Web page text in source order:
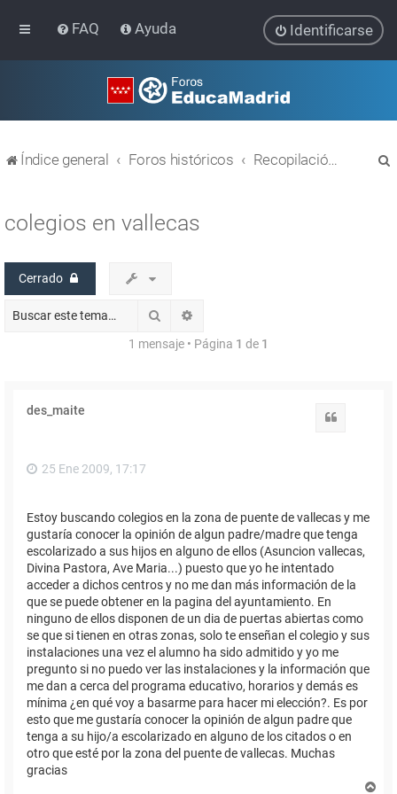
FAQ Ayuda Identificarse
Índice general Foros históricos Recopilación de hilos de foros cerrados
colegios en vallecas
Cerrado
Buscar
1 mensaje • Página 1 de 1
des_maite
25 Ene 2009, 17:17
Estoy buscando colegios en la zona de puente de vallecas y me
gustaría conocer la opinión de algun padre/madre que tenga
escolarizado a sus hijos en alguno de ellos (Asuncion vallecas,
Divina Pastora, Ave Maria...) puesto que yo he intentado
acceder a dichos centros y no me dan más información de la
que se puede obtener en la pagina del ayuntamiento. En
ninguno de ellos disponen de un dia de puertas abiertas como
se que si tienen en otras zonas, solo te enseñan el colegio y sus
instalaciones una vez el alumno ha sido admitido y yo me
pregunto si no puedo ver las instalaciones y la información que
me dan a cerca del programa educativo, horarios y demás es
mínima ¿en qué voy a basarme para hacer mi elección?. Es por
esto que me gustaría conocer la opinión de algun padre que
tenga a su hijo/a escolarizado en alguno de los citados o en
otro que esté por la zona del puente de vallecas. Muchas
gracias